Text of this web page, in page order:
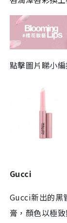
點擊圖片睇小編
Gucci
Gucci新出的黑
膏，顏色以極